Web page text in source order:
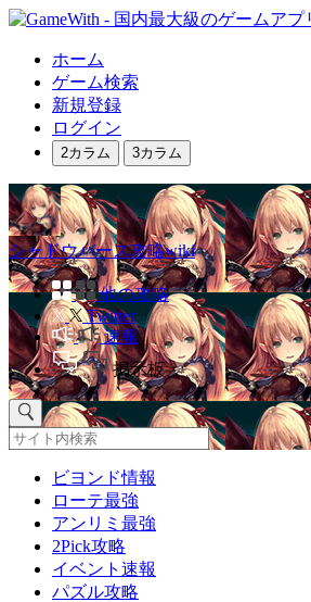
ホーム
ゲーム検索
新規登録
ログイン
2カラム 3カラム
シャドウバース攻略wiki
他の攻略
Twitter
速報
掲示板
ビヨンド情報
ローテ最強
アンリミ最強
2Pick攻略
イベント速報
パズル攻略